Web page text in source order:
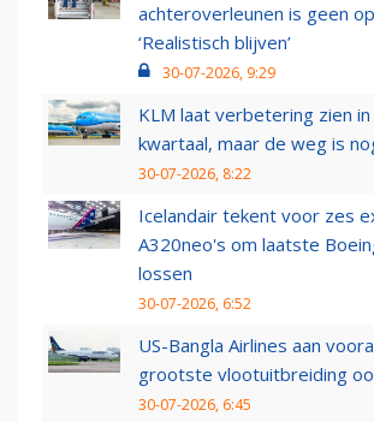
achteroverleunen is geen
‘Realistisch blijven’
30-07-2026, 9:29
KLM laat verbetering zien
kwartaal, maar de weg is
30-07-2026, 8:22
Icelandair tekent voor zes
A320neo's om laatste
lossen
30-07-2026, 6:52
US-Bangla Airlines aan
grootste vlootuitbreiding
30-07-2026, 6:45